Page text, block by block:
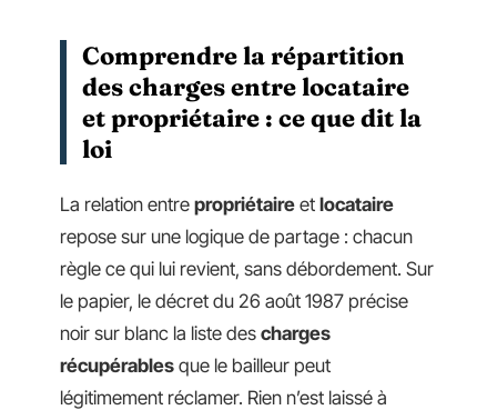
Comprendre la répartition
des charges entre locataire
et propriétaire : ce que dit la
loi
La relation entre propriétaire et locataire
repose sur une logique de partage : chacun
règle ce qui lui revient, sans débordement. Sur
le papier, le décret du 26 août 1987 précise
noir sur blanc la liste des charges
récupérables que le bailleur peut
légitimement réclamer. Rien n’est laissé à